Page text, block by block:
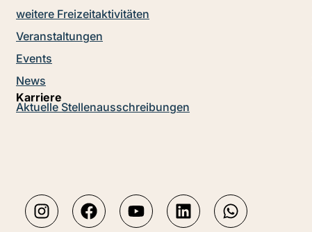
weitere Freizeitaktivitäten
Veranstaltungen
Events
News
Karriere
Aktuelle Stellenausschreibungen